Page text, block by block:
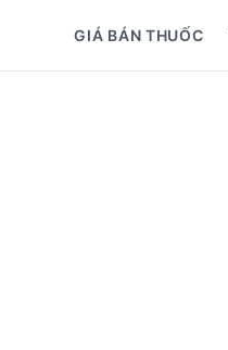
GIÁ BÁN THUỐC